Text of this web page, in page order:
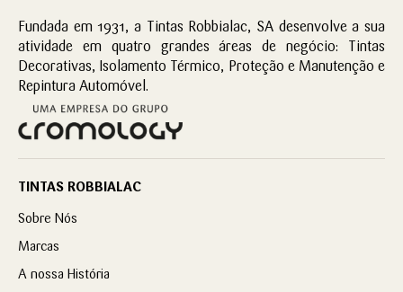
Fundada em 1931, a Tintas Robbialac, SA desenvolve a sua
atividade em quatro grandes áreas de negócio: Tintas
Decorativas, Isolamento Térmico, Proteção e Manutenção e
Repintura Automóvel.
TINTAS ROBBIALAC
Sobre Nós
Marcas
A nossa História